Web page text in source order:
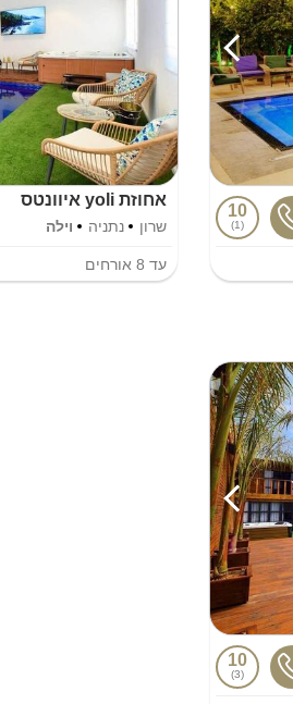
10
1
אחוזת yoli איוונטס
שרון נתניה וילה
עד 8אורחים
10
3